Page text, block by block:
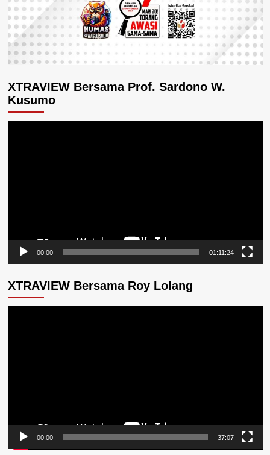
XTRAVIEW Bersama Prof. Sardono W.
Kusumo
00:00 01:11:24
XTRAVIEW Bersama Roy Lolang
00:00 37:07